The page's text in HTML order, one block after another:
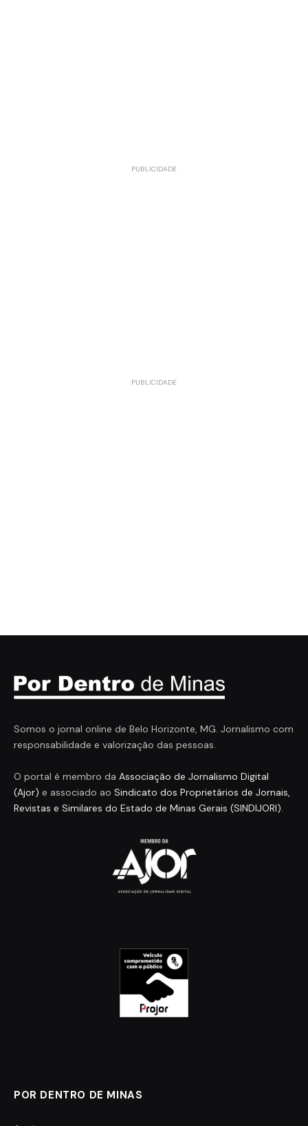
Somos o jornal online de Belo Horizonte, MG. Jornalismo com
responsabilidade e valorização das pessoas.
O portal é membro da Associação de Jornalismo Digital
(Ajor) e associado ao Sindicato dos Proprietários de Jornais,
Revistas e Similares do Estado de Minas Gerais (SINDIJORI).
POR DENTRO DE MINAS